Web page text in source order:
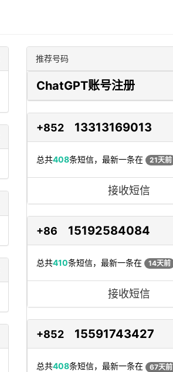
推荐号码
ChatGPT账号注册
+852 13313169013
总共408条短信，最新一条在 21天前
接收短信
+86 15192584084
总共410条短信，最新一条在 14天前
接收短信
+852 15591743427
总共408条短信，最新一条在 67天前